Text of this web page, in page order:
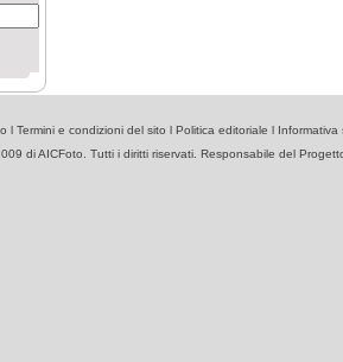
l Termini e condizioni del sito l Politica editoriale l Informativa
di AICFoto. Tutti i diritti riservati. Responsabile del